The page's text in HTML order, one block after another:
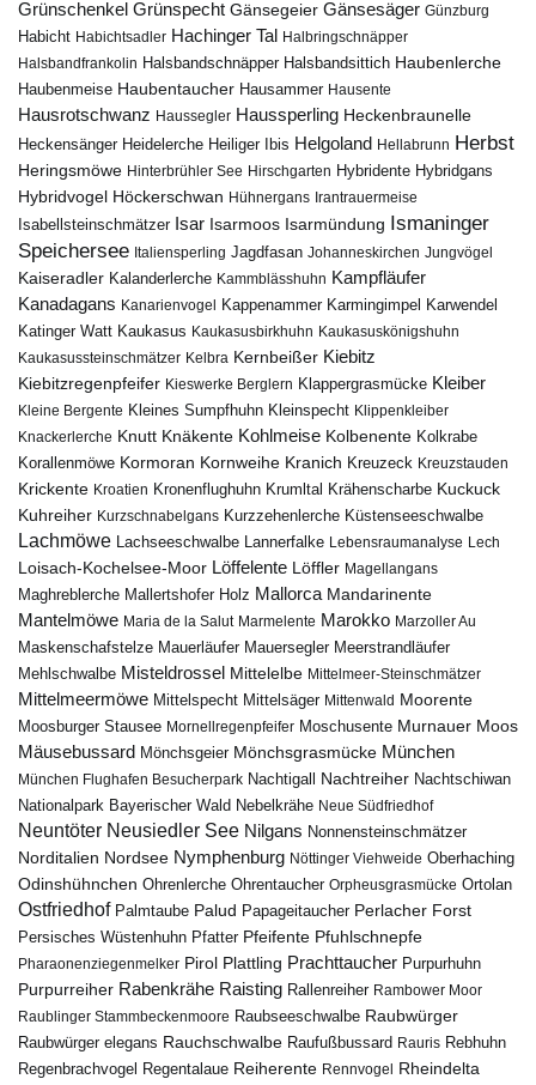
Grünschenkel Grünspecht Gänsegeier Gänsesäger Günzburg
Habicht Habichtsadler Hachinger Tal Halbringschnäpper
Halsbandfrankolin Halsbandschnäpper Halsbandsittich Haubenlerche
Haubenmeise Haubentaucher Hausammer Hausente
Hausrotschwanz Haussegler Haussperling Heckenbraunelle
Heckensänger Heidelerche Heiliger Ibis Helgoland Hellabrunn Herbst
Heringsmöwe Hinterbrühler See Hirschgarten Hybridente Hybridgans
Hybridvogel Höckerschwan Hühnergans Irantrauermeise
Isabellsteinschmätzer Isar Isarmoos Isarmündung Ismaninger
Speichersee Italiensperling Jagdfasan Johanneskirchen Jungvögel
Kaiseradler Kalanderlerche Kammblässhuhn Kampfläufer
Kanadagans Kanarienvogel Kappenammer Karmingimpel Karwendel
Katinger Watt Kaukasus Kaukasusbirkhuhn Kaukasuskönigshuhn
Kaukasussteinschmätzer Kelbra Kernbeißer Kiebitz
Kiebitzregenpfeifer Kieswerke Berglern Klappergrasmücke Kleiber
Kleine Bergente Kleines Sumpfhuhn Kleinspecht Klippenkleiber
Knackerlerche Knutt Knäkente Kohlmeise Kolbenente Kolkrabe
Korallenmöwe Kormoran Kornweihe Kranich Kreuzeck Kreuzstauden
Krickente Kroatien Kronenflughuhn Krumltal Krähenscharbe Kuckuck
Kuhreiher Kurzschnabelgans Kurzzehenlerche Küstenseeschwalbe
Lachmöwe Lachseeschwalbe Lannerfalke Lebensraumanalyse Lech
Loisach-Kochelsee-Moor Löffelente Löffler Magellangans
Maghreblerche Mallertshofer Holz Mallorca Mandarinente
Mantelmöwe Maria de la Salut Marmelente Marokko Marzoller Au
Maskenschafstelze Mauerläufer Mauersegler Meerstrandläufer
Mehlschwalbe Misteldrossel Mittelelbe Mittelmeer-Steinschmätzer
Mittelmeermöwe Mittelspecht Mittelsäger Mittenwald Moorente
Moosburger Stausee Mornellregenpfeifer Moschusente Murnauer Moos
Mäusebussard Mönchsgeier Mönchsgrasmücke München
München Flughafen Besucherpark Nachtigall Nachtreiher Nachtschiwan
Nationalpark Bayerischer Wald Nebelkrähe Neue Südfriedhof
Neuntöter Neusiedler See Nilgans Nonnensteinschmätzer
Norditalien Nordsee Nymphenburg Nöttinger Viehweide Oberhaching
Odinshühnchen Ohrenlerche Ohrentaucher Orpheusgrasmücke Ortolan
Ostfriedhof Palmtaube Palud Papageitaucher Perlacher Forst
Persisches Wüstenhuhn Pfatter Pfeifente Pfuhlschnepfe
Pharaonenziegenmelker Pirol Plattling Prachttaucher Purpurhuhn
Purpurreiher Rabenkrähe Raisting Rallenreiher Rambower Moor
Raublinger Stammbeckenmoore Raubseeschwalbe Raubwürger
Raubwürger elegans Rauchschwalbe Raufußbussard Rauris Rebhuhn
Regenbrachvogel Regentalaue Reiherente Rennvogel Rheindelta